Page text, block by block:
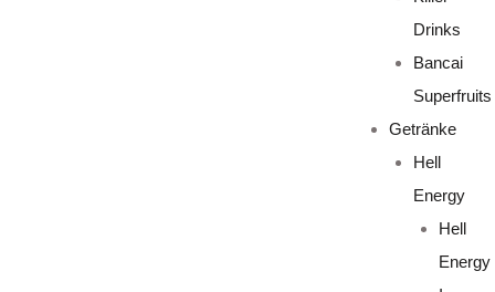
Drinks
Bancai
Superfruits
Getränke
Hell
Energy
Hell
Energy